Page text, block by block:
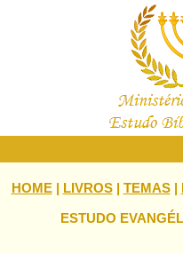
HOME| LIVROS| TEMAS|
ESTUDO